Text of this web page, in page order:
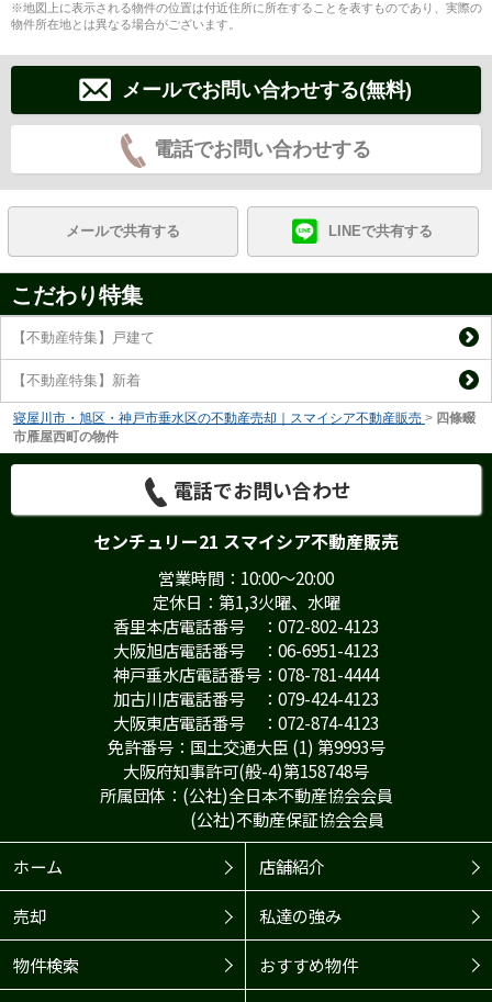
※地図上に表示される物件の位置は付近住所に所在することを表すものであり、実際の
物件所在地とは異なる場合がございます。
メールでお問い合わせする(無料)
電話でお問い合わせする
メールで共有する LINEで共有する
こだわり特集
【不動産特集】戸建て
【不動産特集】新着
寝屋川市・旭区・神戸市垂水区の不動産売却｜スマイシア不動産販売 > 四條畷
市雁屋西町の物件
電話でお問い合わせ
センチュリー21 スマイシア不動産販売
営業時間：10:00～20:00
定休日：第1,3火曜、水曜
香里本店電話番号 ：072-802-4123
大阪旭店電話番号 ：06-6951-4123
神戸垂水店電話番号：078-781-4444
加古川店電話番号 ：079-424-4123
大阪東店電話番号 ：072-874-4123
免許番号：国土交通大臣 (1) 第9993号
大阪府知事許可(般-4)第158748号
所属団体：(公社)全日本不動産協会会員
(公社)不動産保証協会会員
ホーム
店舗紹介
売却 私達の強み
物件検索 おすすめ物件